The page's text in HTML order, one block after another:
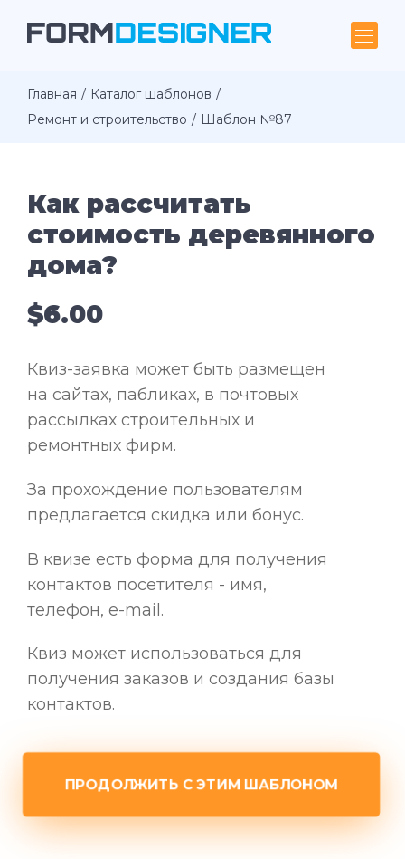
Главная
Каталог шаблонов
Ремонт и строительство
Шаблон №87
Как рассчитать
стоимость деревянного
дома?
$6.00
Квиз-заявка может быть размещен
на сайтах, пабликах, в почтовых
рассылках строительных и
ремонтных фирм.
За прохождение пользователям
предлагается скидка или бонус.
В квизе есть форма для получения
контактов посетителя - имя,
телефон, e-mail.
Квиз может использоваться для
получения заказов и создания базы
контактов.
ПРОДОЛЖИТЬ С ЭТИМ ШАБЛОНОМ